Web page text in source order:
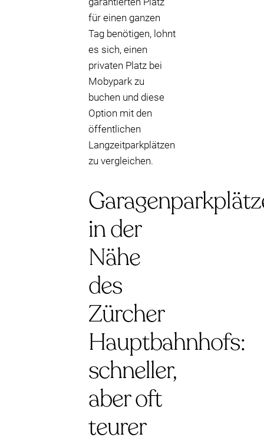
für einen ganzen
Tag benötigen, lohnt
es sich, einen
privaten Platz bei
Mobypark zu
buchen und diese
Option mit den
öffentlichen
Langzeitparkplätzen
zu vergleichen.
in der
Nähe
des
Zürcher
Hauptbahnhofs:
schneller,
aber oft
teurer